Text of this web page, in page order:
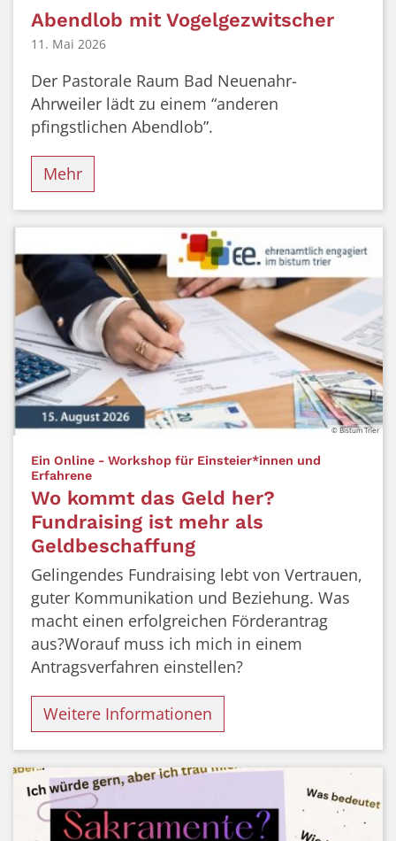
Abendlob mit Vogelgezwitscher
11. Mai 2026
Der Pastorale Raum Bad Neuenahr-
Ahrweiler lädt zu einem “anderen
pfingstlichen Abendlob”.
Mehr
© Bistum Trier
Ein Online - Workshop für Einsteier*innen und
Erfahrene:
Wo kommt das Geld her?
Fundraising ist mehr als
Geldbeschaffung
Gelingendes Fundraising lebt von Vertrauen,
guter Kommunikation und Beziehung. Was
macht einen erfolgreichen Förderantrag
aus?Worauf muss ich mich in einem
Antragsverfahren einstellen?
Weitere Informationen